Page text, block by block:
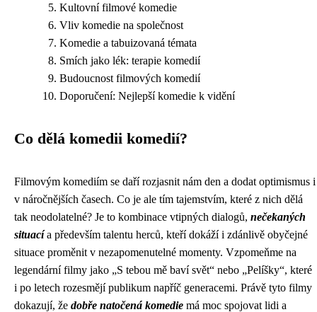
Kultovní filmové komedie
Vliv komedie na společnost
Komedie a tabuizovaná témata
Smích jako lék: terapie komedií
Budoucnost filmových komedií
Doporučení: Nejlepší komedie k vidění
Co dělá komedii komedií?
Filmovým komediím se daří rozjasnit nám den a dodat optimismus i
v náročnějších časech. Co je ale tím tajemstvím, které z nich dělá
tak neodolatelné? Je to kombinace vtipných dialogů, nečekaných
situacía především talentu herců, kteří dokáží i zdánlivě obyčejné
situace proměnit v nezapomenutelné momenty. Vzpomeňme na
legendární filmy jako „S tebou mě baví svět“ nebo „Pelíšky“, které
i po letech rozesmějí publikum napříč generacemi. Právě tyto filmy
dokazují, že dobře natočená komedie má moc spojovat lidi a